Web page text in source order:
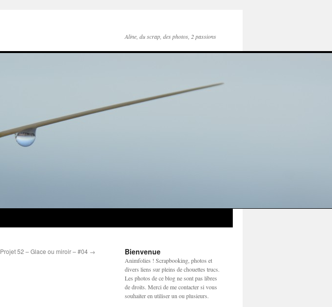
Aline, du scrap, des photos, 2 passions
Projet 52 – Glace ou miroir – #04 → Bienvenue
Animfolies ! Scrapbooking, photos et
divers liens sur pleins de chouettes trucs.
Les photos de ce blog ne sont pas libres
de droits. Merci de me contacter si vous
souhaiter en utiliser un ou plusieurs.